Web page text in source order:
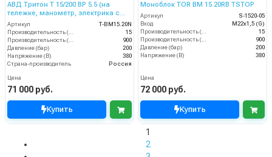
АВД Тритон Т 15/200 BР 5.5 (на
тележке, манометр, электрика с
теплозащитой)
Артикул
Т-BM15.20N
Производительность (л/мин)
15
Производительность (л/ч)
900
Давление (бар)
200
Напряжение (В)
380
Страна-производитель
Россия
Цена
71 000 руб.
Купить
Моноблок TOR BM 15.20RB TSTOP
Артикул
S-1520-05
Вход
M22х1,5 (G)
Производительность (л/мин)
15
Производительность (л/ч)
900
Давление (бар)
200
Напряжение (В)
380
Цена
72 000 руб.
Купить
1
2